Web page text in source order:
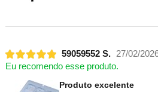
59059552 S. 27/02/
Eu recomendo esse produto.
Produto excelente